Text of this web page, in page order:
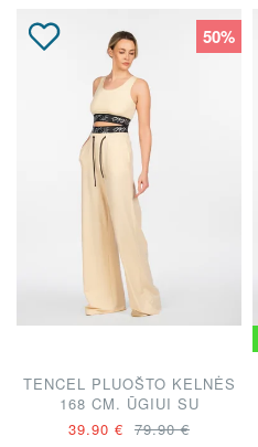
50%
TENCEL PLUOŠTO KELNĖS
168 CM. ŪGIUI SU
KIŠENĖMIS "DIANA
39.90 € 79.90 €